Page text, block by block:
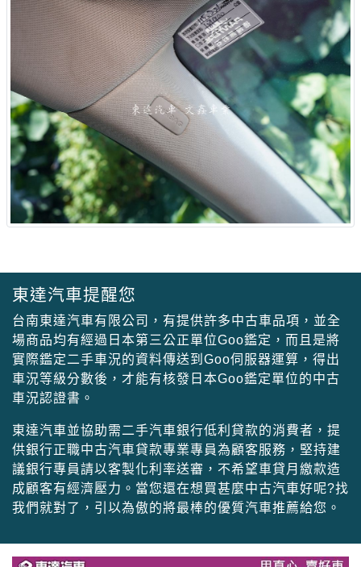
東達汽車提醒您
台南東達汽車有限公司，有提供許多中古車品項，並全
場商品均有經過日本第三公正單位Goo鑑定，而且是將
實際鑑定二手車況的資料傳送到Goo伺服器運算，得出
車況等級分數後，才能有核發日本Goo鑑定單位的中古
車況認證書。
東達汽車並協助需二手汽車銀行低利貸款的消費者，提
供銀行正職中古汽車貸款專業專員為顧客服務，堅持建
議銀行專員請以客製化利率送審，不希望車貸月繳款造
成顧客有經濟壓力。當您還在想買甚麼中古汽車好呢?找
我們就對了，引以為傲的將最棒的優質汽車推薦給您。